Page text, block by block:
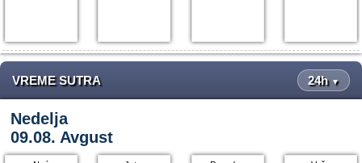
VREME SUTRA 24h ▼
Nedelja
09.08. Avgust